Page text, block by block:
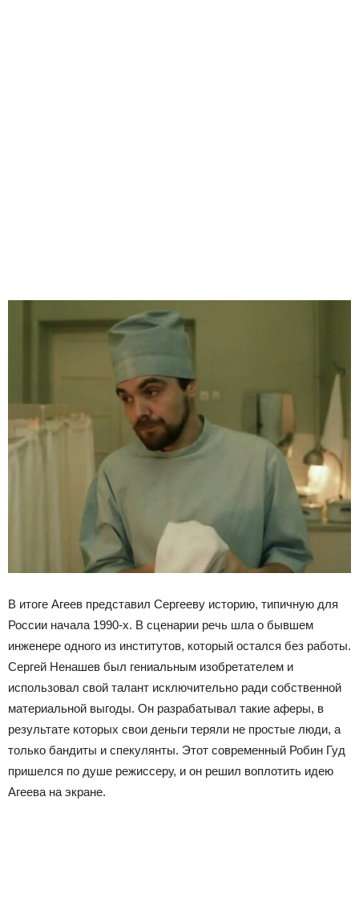
В итоге Агеев представил Сергееву историю, типичную для
России начала 1990-х. В сценарии речь шла о бывшем
инженере одного из институтов, который остался без работы.
Сергей Ненашев был гениальным изобретателем и
использовал свой талант исключительно ради собственной
материальной выгоды. Он разрабатывал такие аферы, в
результате которых свои деньги теряли не простые люди, а
только бандиты и спекулянты. Этот современный Робин Гуд
пришелся по душе режиссеру, и он решил воплотить идею
Агеева на экране.